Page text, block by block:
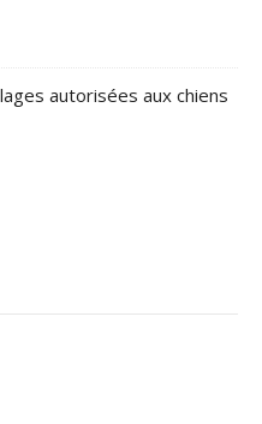
autorisées aux chiens